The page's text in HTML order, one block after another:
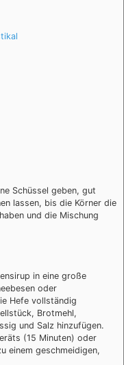
Schüssel geben, gut
lassen, bis die Körner die
und die Mischung
in eine große
oder
Hefe vollständig
Brotmehl,
und Salz hinzufügen.
(15 Minuten) oder
einem geschmeidigen,